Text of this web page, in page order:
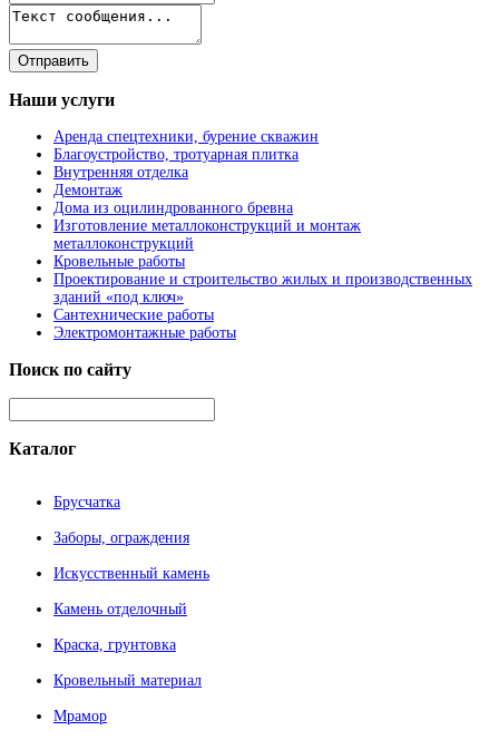
Наши услуги
Аренда спецтехники, бурение скважин
Благоустройство, тротуарная плитка
Внутренняя отделка
Демонтаж
Дома из оцилиндрованного бревна
Изготовление металлоконструкций и монтаж
металлоконструкций
Кровельные работы
Проектирование и строительство жилых и производственных
зданий «под ключ»
Сантехнические работы
Электромонтажные работы
Поиск по сайту
Каталог
Брусчатка
Заборы, ограждения
Искусственный камень
Камень отделочный
Краска, грунтовка
Кровельный материал
Мрамор